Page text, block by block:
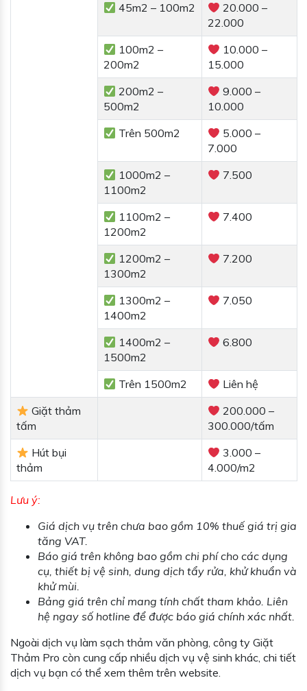
45m2 – 100m2
20.000 –
22.000
100m2 –
200m2
10.000 –
15.000
200m2 –
500m2
9.000 –
10.000
Trên 500m2
5.000 –
7.000
1000m2 –
1100m2
7.500
1100m2 –
1200m2
7.400
1200m2 –
1300m2
7.200
1300m2 –
1400m2
7.050
1400m2 –
1500m2
6.800
Trên 1500m2
Liên hệ
Giặt thảm
tấm
200.000 –
300.000/tấm
Hút bụi
thảm
3.000 –
4.000/m2
Lưu ý:
Giá dịch vụ trên chưa bao gồm 10% thuế giá trị gia
tăng VAT.
Báo giá trên không bao gồm chi phí cho các dụng
cụ, thiết bị vệ sinh, dung dịch tẩy rửa, khử khuẩn và
khử mùi.
Bảng giá trên chỉ mang tính chất tham khảo. Liên
hệ ngay số hotline để được báo giá chính xác nhất.
Ngoài dịch vụ làm sạch thảm văn phòng, công ty Giặt
Thảm Pro còn cung cấp nhiều dịch vụ vệ sinh khác, chi tiết
dịch vụ bạn có thể xem thêm trên website.